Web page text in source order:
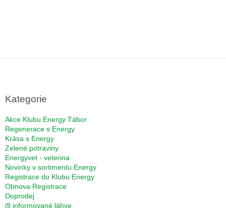
Kategorie
Akce Klubu Energy Tábor
Regenerace s Energy
Krása s Energy
Zelené potraviny
Energyvet - veterina
Novinky v sortimentu Energy
Registrace do Klubu Energy
Obnova Registrace
Doprodej
i9 informované láhve